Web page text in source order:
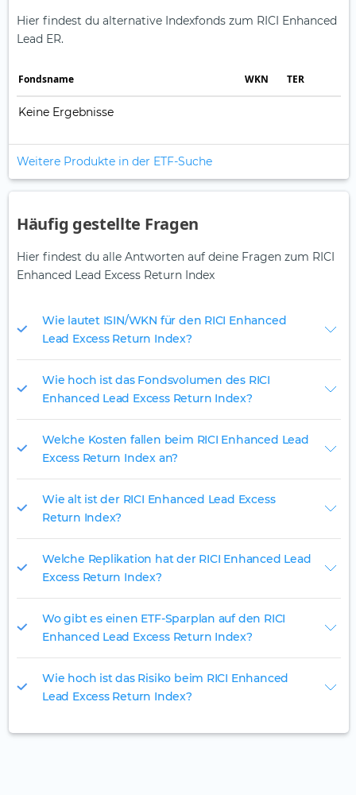
Hier findest du alternative Indexfonds zum RICI Enhanced
Lead ER.
Fonds­name WKN TER
Keine Ergebnisse
Weitere Produkte in der ETF-Suche
Häufig gestellte Fragen
Hier findest du alle Antworten auf deine Fragen zum RICI
Enhanced Lead Excess Return Index
Wie lautet ISIN/WKN für den RICI Enhanced
Lead Excess Return Index?
Wie hoch ist das Fondsvolumen des RICI
Enhanced Lead Excess Return Index?
Welche Kosten fallen beim RICI Enhanced Lead
Excess Return Index an?
Wie alt ist der RICI Enhanced Lead Excess
Return Index?
Welche Replikation hat der RICI Enhanced Lead
Excess Return Index?
Wo gibt es einen ETF-Sparplan auf den RICI
Enhanced Lead Excess Return Index?
Wie hoch ist das Risiko beim RICI Enhanced
Lead Excess Return Index?